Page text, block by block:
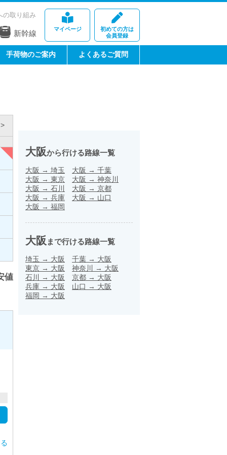
マイページ
初めての方は
会員登録
の取り組み
新幹線
手荷物のご案内 よくあるご質問
値
大阪から行ける路線一覧
大阪 → 埼玉 大阪 → 千葉
大阪 → 東京 大阪 → 神奈川
大阪 → 石川 大阪 → 京都
大阪 → 兵庫 大阪 → 山口
大阪 → 福岡
大阪 まで行ける路線一覧
埼玉 → 大阪 千葉 → 大阪
東京 → 大阪 神奈川 → 大阪
石川
→ 大阪 京都 → 大阪
兵庫 → 大阪 山口 → 大阪
福岡 → 大阪